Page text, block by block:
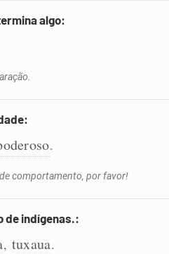
algo:
.
comportamento, por favor!
de indígenas.:
, tuxaua.